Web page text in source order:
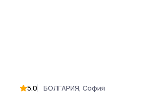
5.0 БОЛГАРИЯ, София